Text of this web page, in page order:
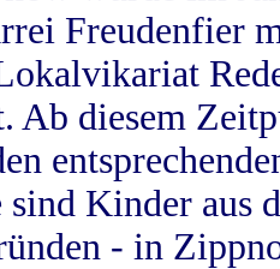
Freudenfier
Ab diesem
sind Kinder aus
- in